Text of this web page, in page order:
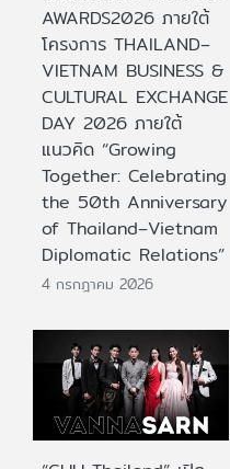
AWARDS2026 ภายใต้
โครงการ THAILAND–
VIETNAM BUSINESS &
CULTURAL EXCHANGE
DAY 2026 ภายใต้
แนวคิด “Growing
Together: Celebrating
the 50th Anniversary
of Thailand–Vietnam
Diplomatic Relations”
4 กรกฎาคม 2026